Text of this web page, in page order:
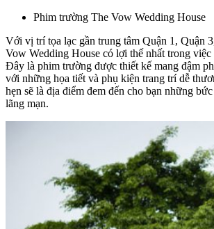
Phim trường The Vow Wedding House
Với vị trí tọa lạc gần trung tâm Quận 1, Quận
Vow Wedding House có lợi thế nhất trong
Đây là phim trường được thiết kế mang đậm
với những họa tiết và phụ kiện trang trí dễ
hẹn sẽ là địa điểm đem đến cho bạn những
lãng mạn.